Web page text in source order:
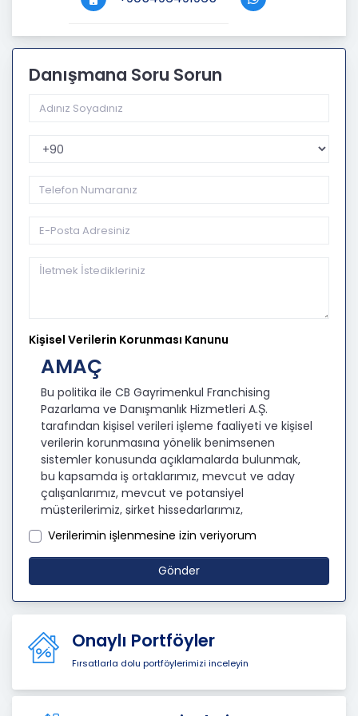
Danışmana Soru Sorun
Telefon Kodu
Kişisel Verilerin Korunması Kanunu
AMAÇ
Bu politika ile CB Gayrimenkul Franchising
Pazarlama ve Danışmanlık Hizmetleri A.Ş.
tarafından kişisel verileri işleme faaliyeti ve kişisel
verilerin korunmasına yönelik benimsenen
sistemler konusunda açıklamalarda bulunmak,
bu kapsamda iş ortaklarımız, mevcut ve aday
çalışanlarımız, mevcut ve potansiyel
müşterilerimiz, şirket hissedarlarımız,
ziyaretçilerimiz ve üçüncü kişiler başta olmak
üzer kişisel verileri şirketimiz tarafından işlenen
kişilerin bilgilendirilerek şeffaflığın sağlanması
KİŞİSEL VERİLERİN İŞLENMESİ
İLKELERİ
KVKK’ya uyumluluğun sağlanması için CB
Danışmanlık Hizmetleri A.Ş. tarafından kişisel
veriler mevzuatta öngörülen genel ilke ve
Verilerimin işlenmesine izin veriyorum
Gönder
Onaylı Portföyler
Fırsatlarla dolu portföylerimizi inceleyin